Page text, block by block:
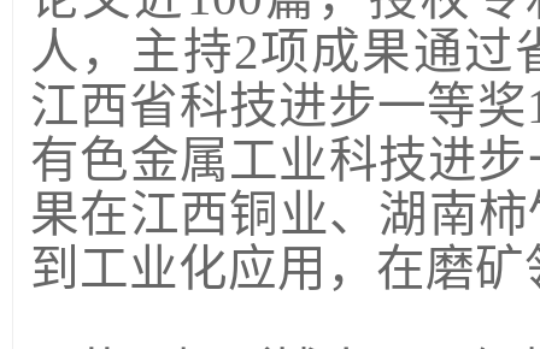
人，主持2项成果通过
江西省科技进步一等奖
有色金属工业科技进
果在江西铜业、湖南
到工业化应用，在磨